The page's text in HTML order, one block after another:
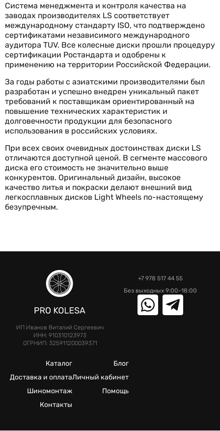
Система менеджмента и контроля качества на
заводах производителях LS соответствует
международному стандарту ISO, что подтверждено
сертификатами независимого международного
аудитора TUV. Все колесные диски прошли процедуру
сертификации Ростандарта и одобрены к
применению на территории Российской Федерации.
За годы работы с азиатскими производителями был
разработан и успешно внедрен уникальный пакет
требований к поставщикам ориентированный на
повышение технических характеристик и
долговечности продукции для безопасного
использования в российских условиях.
При всех своих очевидных достоинствах диски LS
отличаются доступной ценой. В сегменте массового
диска его стоимость не значительно выше
конкурентов. Оригинальный дизайн, высокое
качество литья и покраски делают внешний вид
легкосплавных дисков Light Wheels по-настоящему
безупречным.
ИП Иванов Виталий Сергеевич
ИНН: 910310123973
ОГРНИП: 325911200039371
+7 978 517 44 55
Без выходных 9:00-18:00
Каталог
Доставка и оплата
Шиномонтаж
Контакты
Блог
Личный кабинет
Помощь